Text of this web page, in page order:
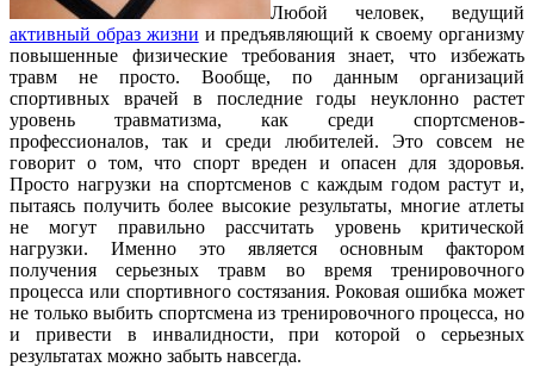
Любой человек, ведущий
активный образ жизни и предъявляющий к своему организму
повышенные физические требования знает, что избежать
травм не просто. Вообще, по данным организаций
спортивных врачей в последние годы неуклонно растет
уровень травматизма, как среди спортсменов-
профессионалов, так и среди любителей. Это совсем не
говорит о том, что спорт вреден и опасен для здоровья.
Просто нагрузки на спортсменов с каждым годом растут и,
пытаясь получить более высокие результаты, многие атлеты
не могут правильно рассчитать уровень критической
нагрузки. Именно это является основным фактором
получения серьезных травм во время тренировочного
процесса или спортивного состязания. Роковая ошибка может
не только выбить спортсмена из тренировочного процесса, но
и привести в инвалидности, при которой о серьезных
результатах можно забыть навсегда.